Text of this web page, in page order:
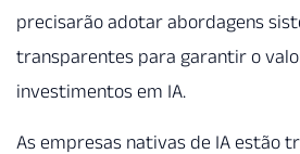
precisarão adotar abordagens
transparentes para garantir o
investimentos em IA.
As empresas nativas de IA estão